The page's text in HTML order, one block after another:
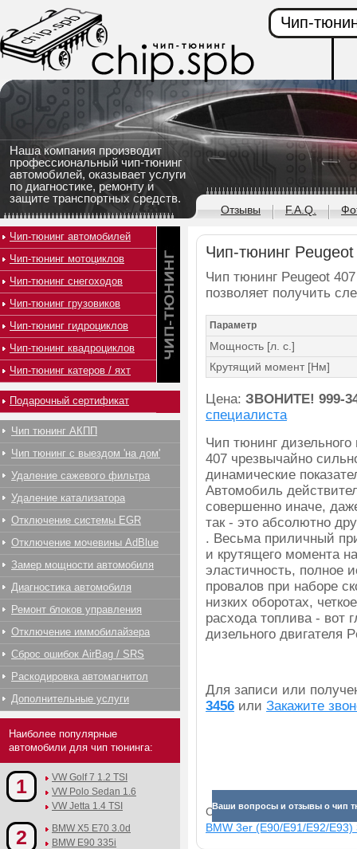
Наша компания производит
профессиональный чип-тюнинг
автомобилей, оказывает услуги
по диагностике, ремонту и
защите транспортных средств.
Чип-
Отзывы F.A.Q.
Чип-тюнинг
Чип тюнинг Peugeot
позволяет получить
Параметр
Мощность [л. с.]
Крутящий момент [Нм]
Цена: ЗВОНИТЕ! 999-
специалиста
Чип тюнинг
407 чрезвычайно
динамические
Автомобиль
совершенно иначе,
так - это абсолютно
. Весьма приличный
и крутящего момента
эластичность, полное
провалов при наборе
низких оборотах,
расхода топлива - вот
дизельного двигателя
Для записи или
3456 или Закажите
Ваши вопросы и отзывы о чип
Смотрите прибавки для
BMW 3er (E90/E91/E92/
Чип-тюнинг автомобилей
Чип-тюнинг мотоциклов
Чип-тюнинг снегоходов
Чип-тюнинг грузовиков
Чип-тюнинг гидроциклов
Чип-тюнинг квадроциклов
Чип-тюнинг катеров / яхт
Подарочный сертификат
Чип тюнинг АКПП
Чип тюнинг с выездом 'на дом'
Удаление сажевого фильтра
Удаление катализатора
Отключение системы EGR
Отключение мочевины AdBlue
Замер мощности автомобиля
Диагностика автомобиля
Ремонт блоков управления
Отключение иммобилайзера
Сброс ошибок AirBag / SRS
Раскодировка автомагнитол
Дополнительные услуги
Наиболее популярные
автомобили для чип тюнинга:
1
VW Golf 7 1.2 TSI
VW Polo Sedan 1.6
VW Jetta 1.4 TSI
2
BMW X5 E70 3.0d
BMW E90 335i